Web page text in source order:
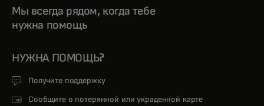
Мы всегда рядом, когда тебе
нужна помощь
НУЖНА ПОМОЩЬ?
Получите поддержку
Сообщите о потерянной или украденной карте